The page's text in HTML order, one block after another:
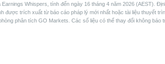
Whispers, tính đến ngày 16 tháng 4 năm 2026 (AEST).
được trích xuất từ báo cáo pháp lý mới nhất hoặc tài liệu thuyết
phân tích GO Markets. Các số liệu có thể thay đổi không báo